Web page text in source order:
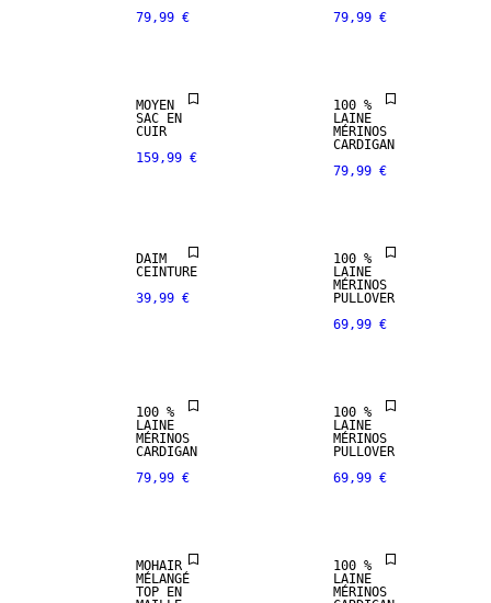
79,99 €
79,99 €
PREMIUM
MOYEN
SAC EN
CUIR
159,99 €
100 % LAINE
100 %
LAINE
MÉRINOS
CARDIGAN
79,99 €
CUIR
VÉRITABLE
DAIM
CEINTURE
39,99 €
PREMIUM
SELECTION
100 % LAINE
100 %
LAINE
MÉRINOS
PULLOVER
69,99 €
PREMIUM
100 %
LAINE
MÉRINOS
CARDIGAN
79,99 €
PREMIUM
SELECTION
100 % LAINE
100 %
LAINE
MÉRINOS
PULLOVER
69,99 €
PREMIUM
SELECTION
MÉLANGE DE
MOHAIR
MÉLANGÉ
TOP EN
PREMIUM
SELECTION
100 % LAINE
100 %
LAINE
MÉRINOS
PREMIUM
SELECTION
PREMIUM
SELECTION